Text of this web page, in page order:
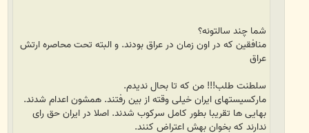
شما چند سالتونه؟
منافقین که در اون زمان در عراق بودند. و البته تحت محاصره ارتش
عراق
سلطنت طلب!!! من که تا بحال ندیدم.
مارکسیستهای ایران خیلی وقته از بین رفتند. همشون اعدام شدند.
بهایی ها تقریبا بطور کامل سرکوب شدند. اصلا در ایران حق رای
ندارند که بخوان بهش اعتراض کنند.